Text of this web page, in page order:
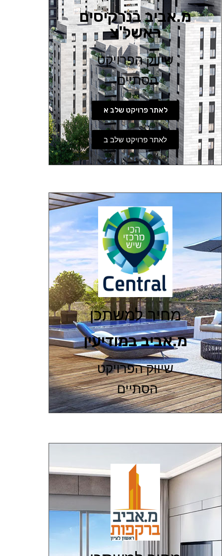
מ.אביב בנרקיסים
ראשל'צ
שיווק הפרויקט
הסתיים
לאתר פרויקט שלב א
לאתר פרויקט שלב ב
מחיר למשתכן
מ.אביב במודיעין
שיווק הפרויקט
הסתיים